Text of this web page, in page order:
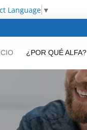
Language ▼
¿POR QUÉ ALFA?